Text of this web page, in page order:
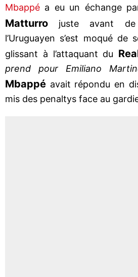
Mbappé a eu un échange
Matturro juste avant
l’Uruguayen s’est moqué de
glissant à l’attaquant du
prend pour Emiliano
Mbappé avait répondu en
mis des penaltys face au